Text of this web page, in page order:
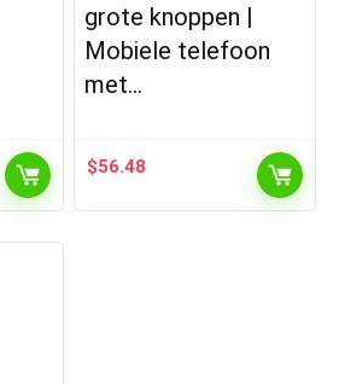
grote knoppen |
Mobiele telefoon
met…
$56.48